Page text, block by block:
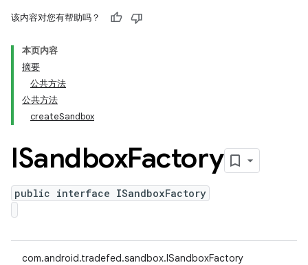
该内容对您有帮助吗？
本页内容
摘要
公共方法
公共方法
createSandbox
ISandboxFactory
public interface ISandboxFactory
com.android.tradefed.sandbox.ISandboxFactory